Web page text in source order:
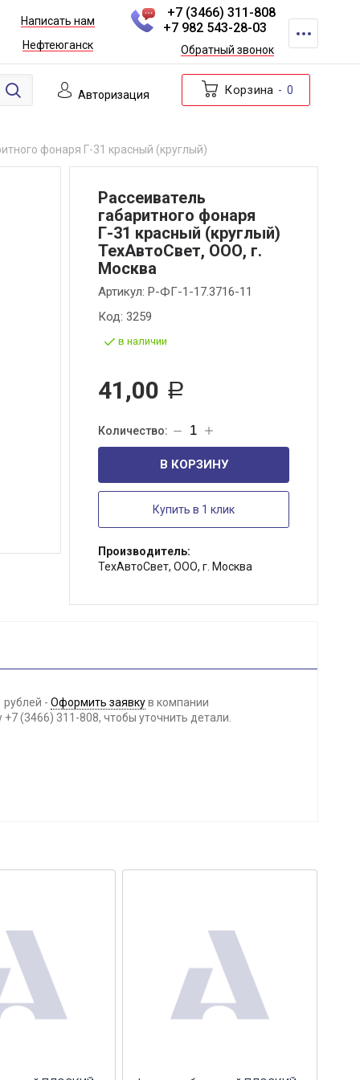
Написать нам
Нефтеюганск
+7 (3466) 311-808
+7 982 543-28-03
Обратный звонок
Авторизация Корзина 0
фонаря Г-31 красный (круглый)
Рассеиватель
габаритного фонаря
Г-31 красный (круглый)
ТехАвтоСвет, ООО, г.
Москва
Артикул: Р-ФГ-1-17.3716-11
Код: 3259
в наличии
41,00 Р
В КОРЗИНУ
Купить в 1 клик
Производитель:
ТехАвтоСвет, ООО, г. Москва
рублей - Оформить заявкув компании
(3466) 311-808, чтобы уточнить детали.